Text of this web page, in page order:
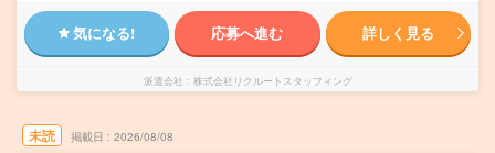
気になる! 応募へ進む 詳しく見る
派遣会社 株式会社リクルートスタッフィング
未読 掲載日 2026/08/08